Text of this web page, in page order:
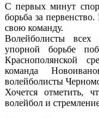
С первых минут
борьба за
свою команду.
Волейболисты
упорной борьбе
Краснополянской
команда
волейболисты
Хочется отметить,
волейбол и